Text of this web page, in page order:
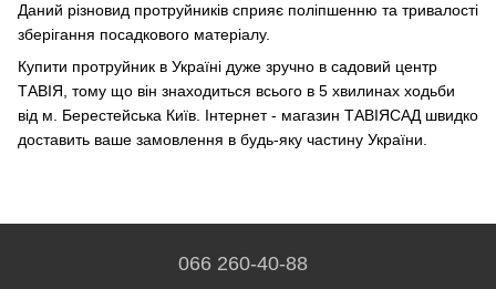
Даний різновид протруйників сприяє поліпшенню та тривалості
зберігання посадкового матеріалу.
Купити протруйник в Україні дуже зручно в садовий центр
ТАВІЯ, тому що він знаходиться всього в 5 хвилинах ходьби
від м. Берестейська Київ. Інтернет - магазин ТАВІЯСАД швидко
доставить ваше замовлення в будь-яку частину України.
066 260-40-88